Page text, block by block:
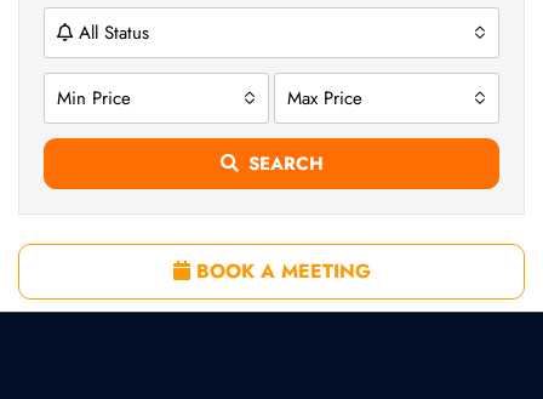
All Status
Min Price Max Price
SEARCH
BOOK A MEETING